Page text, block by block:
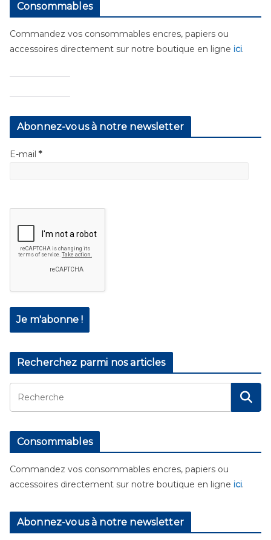
Consommables
Commandez vos consommables encres, papiers ou
accessoires directement sur notre boutique en ligne ici.
Abonnez-vous à notre newsletter
E-mail *
Recherchez parmi nos articles
Consommables
Commandez vos consommables encres, papiers ou
accessoires directement sur notre boutique en ligne ici.
Abonnez-vous à notre newsletter